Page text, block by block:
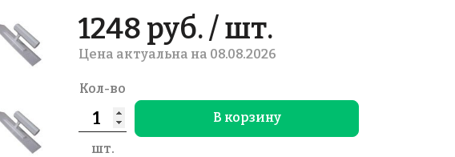
1248 руб. / шт.
Цена актуальна на 08.08.2026
Кол-во
шт.
В корзину